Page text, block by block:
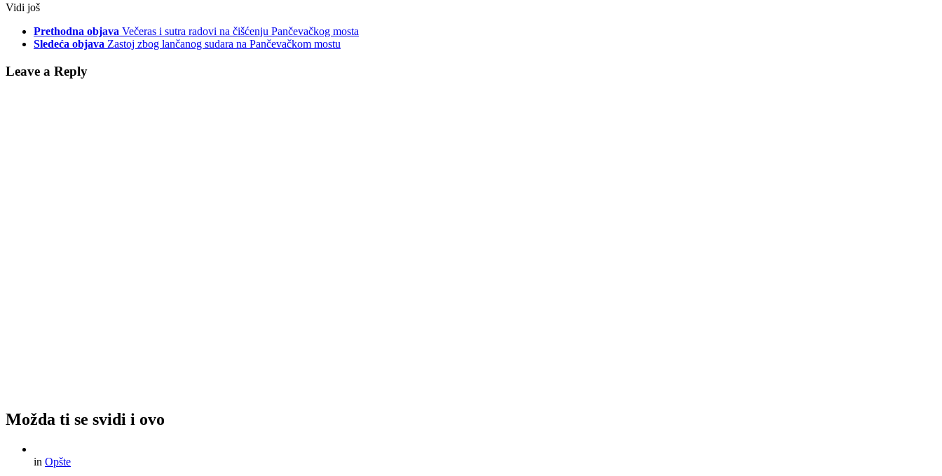
Vidi još
Prethodna objava Večeras i sutra radovi na čišćenju Pančevačkog mosta
Sledeća objava Zastoj zbog lančanog sudara na Pančevačkom mostu
Leave a Reply
Možda ti se svidi i ovo
in Opšte